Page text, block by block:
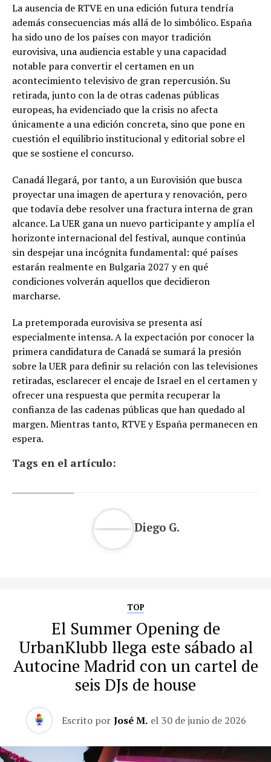
La ausencia de RTVE en una edición futura tendría
además consecuencias más allá de lo simbólico. España
ha sido uno de los países con mayor tradición
eurovisiva, una audiencia estable y una capacidad
notable para convertir el certamen en un
acontecimiento televisivo de gran repercusión. Su
retirada, junto con la de otras cadenas públicas
europeas, ha evidenciado que la crisis no afecta
únicamente a una edición concreta, sino que pone en
cuestión el equilibrio institucional y editorial sobre el
que se sostiene el concurso.
Canadá llegará, por tanto, a un Eurovisión que busca
proyectar una imagen de apertura y renovación, pero
que todavía debe resolver una fractura interna de gran
alcance. La UER gana un nuevo participante y amplía el
horizonte internacional del festival, aunque continúa
sin despejar una incógnita fundamental: qué países
estarán realmente en Bulgaria 2027 y en qué
condiciones volverán aquellos que decidieron
marcharse.
La pretemporada eurovisiva se presenta así
especialmente intensa. A la expectación por conocer la
primera candidatura de Canadá se sumará la presión
sobre la UER para definir su relación con las televisiones
retiradas, esclarecer el encaje de Israel en el certamen y
ofrecer una respuesta que permita recuperar la
confianza de las cadenas públicas que han quedado al
margen. Mientras tanto, RTVE y España permanecen en
espera.
Tags en el artículo:
Diego G.
TOP
El Summer Opening de
UrbanKlubb llega este sábado al
Autocine Madrid con un cartel de
seis DJs de house
Escrito por José M. el 30 de junio de 2026